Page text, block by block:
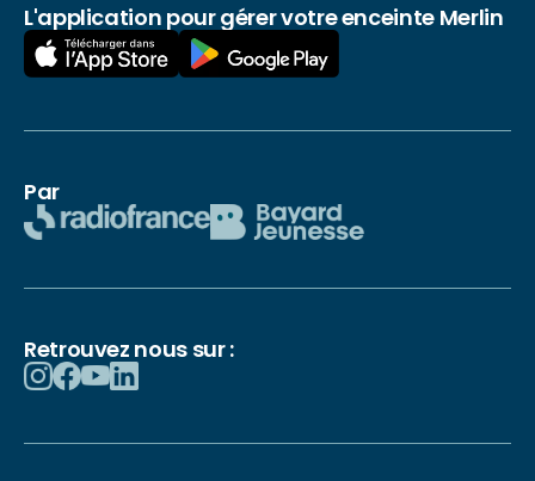
L'application pour gérer votre enceinte Merlin
Par
Retrouvez nous sur :